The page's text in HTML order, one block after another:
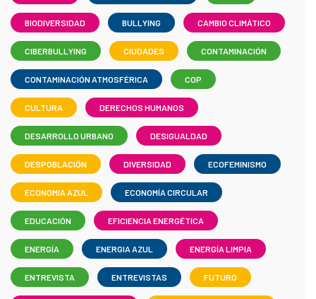
BIODIVERSIDAD BULLYING CAMBIO CLIMÁTICO
CIBERBULLYING CIUDADES CONTAMINACIÓN
CONTAMINACIÓN ATMOSFÉRICA COP
CULTURA DERECHOS HUMANOS
DESARROLLO URBANO DESIGUALDAD
DESPOBLACIÓN DIVERSIDAD ECOFEMINISMO
ECONOMIA AZUL ECONOMÍA CIRCULAR
EDUCACIÓN EFICIENCIA ENERGÉTICA
ENERGÍA ENERGIA AZUL ENERGÍA LIMPIA
ENTREVISTA ENTREVISTAS FUTURO